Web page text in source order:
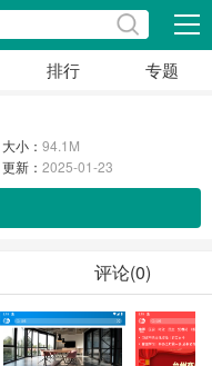
展开
排行 专题
大小：94.1M
更新：2025-01-23
评论(0)